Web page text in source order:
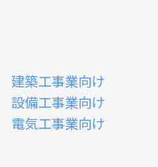
建築工事業向け
設備工事業向け
電気工事業向け